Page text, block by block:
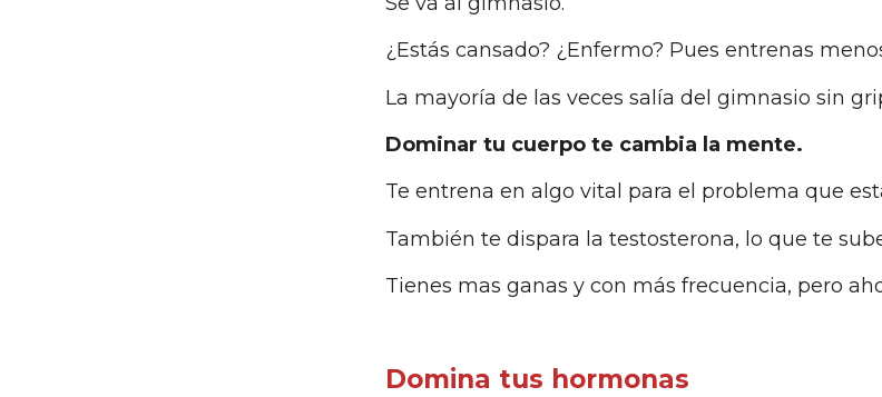
¿Estás cansado? ¿Enfermo? Pues entrenas
La mayoría de las veces salía del gimnasio sin
Dominar tu cuerpo te cambia la mente.
Te entrena en algo vital para el problema que
También te dispara la testosterona, lo que te
Tienes mas ganas y con más frecuencia, pero
Domina tus hormonas